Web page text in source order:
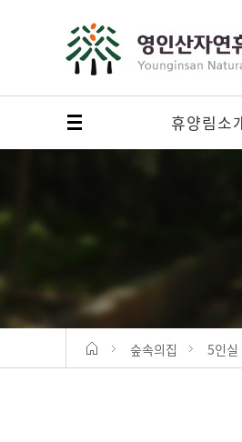
메뉴 열기 휴양림소
숲속의집 5인실